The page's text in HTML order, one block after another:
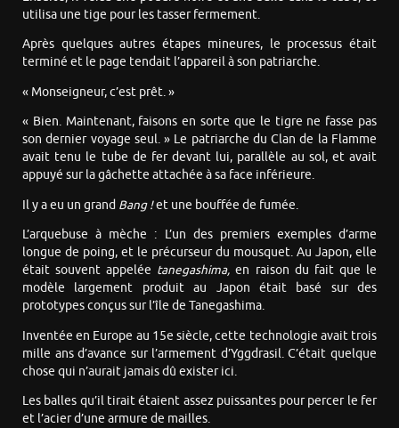
utilisa une tige pour les tasser fermement.
Après quelques autres étapes mineures, le processus était
terminé et le page tendait l’appareil à son patriarche.
« Monseigneur, c’est prêt. »
« Bien. Maintenant, faisons en sorte que le tigre ne fasse pas
son dernier voyage seul. » Le patriarche du Clan de la Flamme
avait tenu le tube de fer devant lui, parallèle au sol, et avait
appuyé sur la gâchette attachée à sa face inférieure.
Il y a eu un grand Bang !et une bouffée de fumée.
L’arquebuse à mèche : L’un des premiers exemples d’arme
longue de poing, et le précurseur du mousquet. Au Japon, elle
était souvent appelée tanegashima,en raison du fait que le
modèle largement produit au Japon était basé sur des
prototypes conçus sur l’île de Tanegashima.
Inventée en Europe au 15e siècle, cette technologie avait trois
mille ans d’avance sur l’armement d’Yggdrasil. C’était quelque
chose qui n’aurait jamais dû exister ici.
Les balles qu’il tirait étaient assez puissantes pour percer le fer
et l’acier d’une armure de mailles.